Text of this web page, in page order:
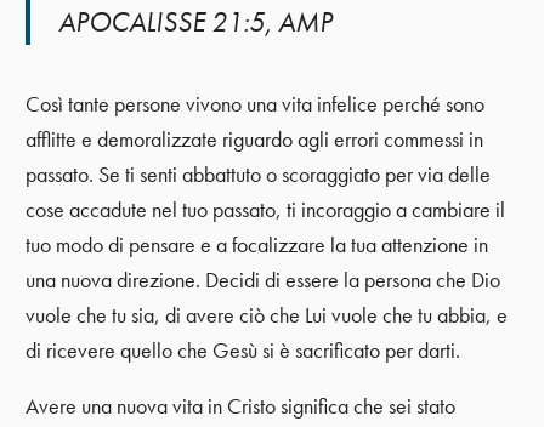
APOCALISSE 21:5, AMP
Così tante persone vivono una vita infelice perché sono
afflitte e demoralizzate riguardo agli errori commessi in
passato. Se ti senti abbattuto o scoraggiato per via delle
cose accadute nel tuo passato, ti incoraggio a cambiare il
tuo modo di pensare e a focalizzare la tua attenzione in
una nuova direzione. Decidi di essere la persona che Dio
vuole che tu sia, di avere ciò che Lui vuole che tu abbia, e
di ricevere quello che Gesù si è sacrificato per darti.
Avere una nuova vita in Cristo significa che sei stato